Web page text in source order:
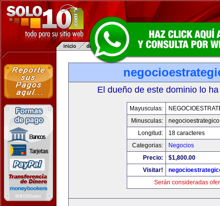
El dueño de este dominio lo
Mayusculas:
Minusculas:
Longitud:
18 caracteres
Categorias:
Negocios
Precio:
$1,800.00
Visitar!
Serán consideradas